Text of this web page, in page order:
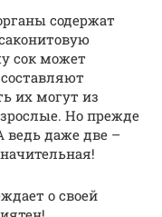
содержат
сок может
их могут из
Но прежде
ведь даже две –
о своей